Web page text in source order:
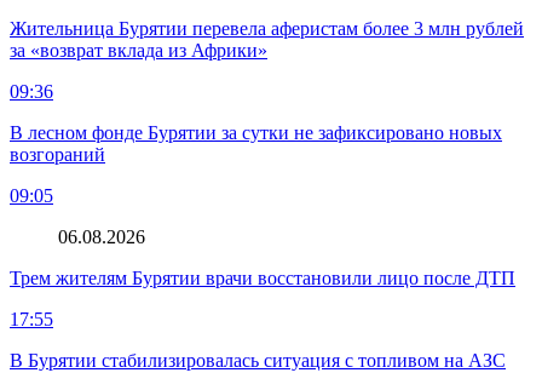
Жительница Бурятии перевела аферистам более 3 млн рублей
за «возврат вклада из Африки»
09:36
В лесном фонде Бурятии за сутки не зафиксировано новых
возгораний
09:05
06.08.2026
Трем жителям Бурятии врачи восстановили лицо после ДТП
17:55
В Бурятии стабилизировалась ситуация с топливом на АЗС